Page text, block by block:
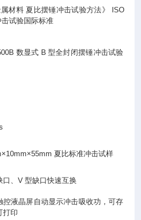
材料 夏比摆锤冲击试验方法》 ISO
试验国际标准
数显式 B 型全封闭摆锤冲击试验
夏比标准冲击试样
口、V 型缺口快速互换
控液晶屏自动显示冲击吸收功，可存
打印